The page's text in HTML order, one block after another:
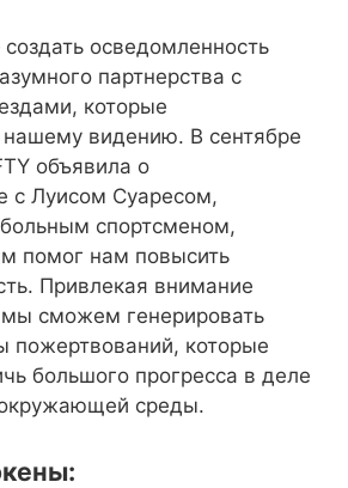
осведомленность
партнерства с
которые
нашему видению. В сентябре
объявила о
с Луисом Суаресом,
спортсменом,
помог нам повысить
Привлекая внимание
сможем генерировать
пожертвований, которые
большого прогресса в деле
среды.